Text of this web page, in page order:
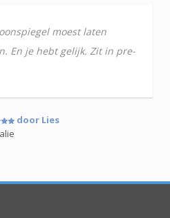
moest laten
En je hebt gelijk. Zit in pre-
door Lies